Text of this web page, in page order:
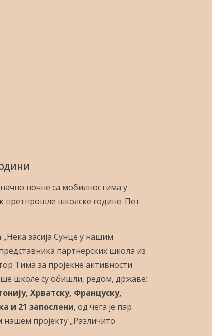
почне са мобилностима у
претпрошле школске године. Пет
засија Сунце у нашим
партнерских школа из
Тима за пројекне активности
школе су обишли, редом, државе:
Хрватску, Француску,
и 21 запослени, од чега је пар
пројекту „Различито